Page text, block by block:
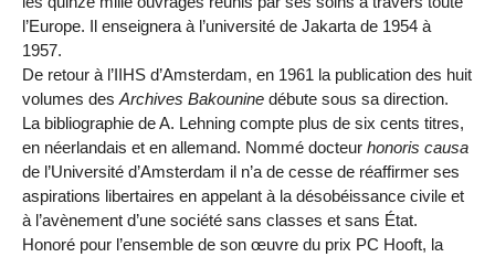
l’Europe. Il enseignera à l’université de Jakarta de 1954 à
1957.
De retour à l’IIHS d’Amsterdam, en 1961 la publication des huit
volumes des Archives Bakounine débute sous sa direction.
La bibliographie de A. Lehning compte plus de six cents titres,
en néerlandais et en allemand. Nommé docteur honoris causa
de l’Université d’Amsterdam il n’a de cesse de réaffirmer ses
aspirations libertaires en appelant à la désobéissance civile et
à l’avènement d’une société sans classes et sans État.
Honoré pour l’ensemble de son œuvre du prix PC Hooft, la